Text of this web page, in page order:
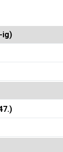
ig)